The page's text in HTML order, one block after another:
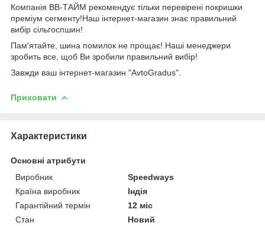
Компанія ВВ-ТАЙМ рекомендує тільки перевірені покришки
преміум сегменту!Наш інтернет-магазин знає правильний
вибір сільгоспшин!
Пам'ятайте, шина помилок не прощає! Наші менеджери
зробить все, щоб Ви зробили правильний вибір!
Завжди ваш інтернет-магазин "AvtoGradus".
Приховати
Характеристики
Основні атрибути
Виробник
Speedways
Країна виробник
Індія
Гарантійний термін
12 міс
Стан
Новий